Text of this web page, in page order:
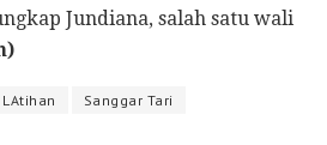
Jundiana, salah satu wali
LAtihan
Sanggar Tari